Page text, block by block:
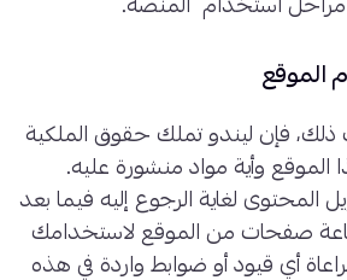
استخدام المنصة.
الموقع
فإن ليندو تملك حقوق الملكية
الموقع وأية مواد منشورة عليه.
المحتوى لغاية الرجوع إليه فيما بعد
صفحات من الموقع لاستخدامك
أي قيود أو ضوابط واردة في هذه